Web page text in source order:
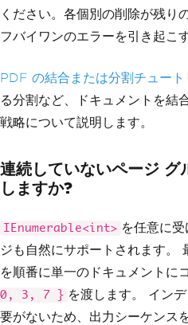
ください。各個別の削除が残り
フバイワンのエラーを引き起こ
PDF の結合または分割チュート
る分割など、ドキュメントを結
戦略について説明します。
連続していないページ グ
しますか?
IEnumerable<int> を任意に
ジも自然にサポートされます。
を順番に単一のドキュメントに
0, 3, 7 } を渡します。 イン
要がないため、出力シーケンス